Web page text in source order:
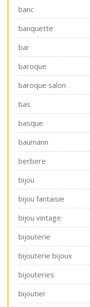
banc
banquette
bar
baroque
baroque salon
bas
basque
baumann
berbere
bijou
bijou fantaisie
bijou vintage
bijouterie
bijouterie bijoux
bijouteries
bijoutier